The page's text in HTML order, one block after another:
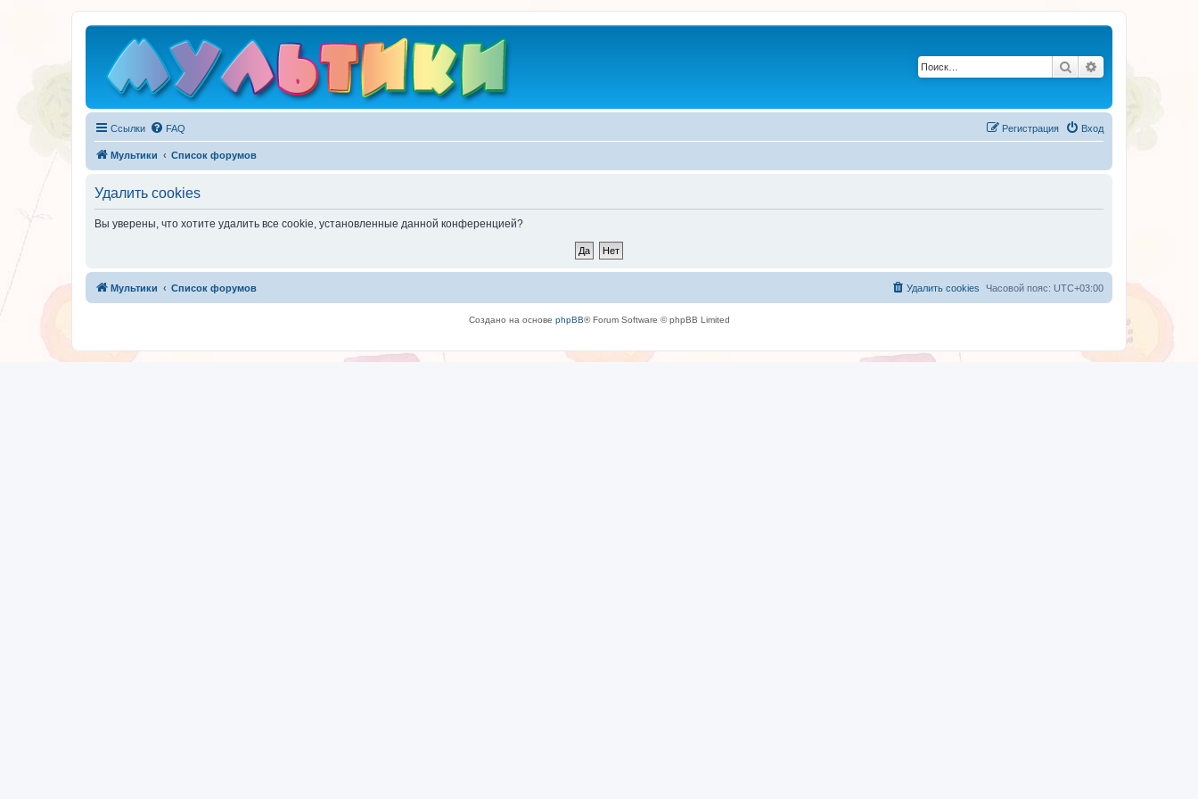
Поиск
Ссылки FAQ Вход
Регистрация
Мультики Список форумов
Удалить cookies
Вы уверены, что хотите удалить все cookie, установленные данной конференцией?
Мультики Список форумов Часовой пояс: UTC+03:00
Удалить cookies
Создано на основе phpBB® Forum Software © phpBB Limited